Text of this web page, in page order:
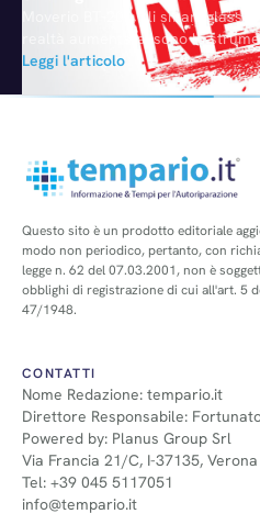
Moverio BT-200, gli smart
realtà aumentata, sono lo
italiana leader nei sistemi di
automotive, ha sviluppato
aggiudicata il prestigioso
Leggi l'articolo
Questo sito è un prodotto editoriale
modo non periodico, pertanto, con
legge n. 62 del 07.03.2001, non è
obblighi di registrazione di cui all'art. 5
47/1948.
CONTATTI
Nome Redazione: tempario.it
Direttore Responsabile:
Powered by: Planus Group Srl
Via Francia 21/C, I-37135, Verona
Tel: +39 045 5117051
info@tempario.it